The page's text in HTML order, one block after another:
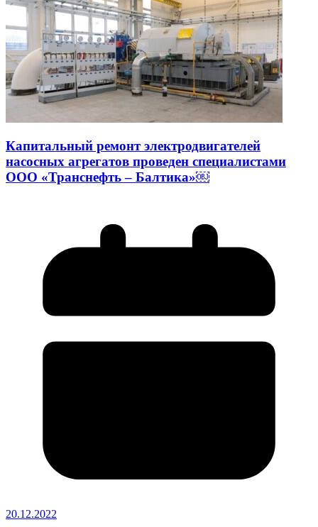
Капитальный ремонт электродвигателей
насосных агрегатов проведен специалистами
ООО «Транснефть – Балтика»￼
20.12.2022